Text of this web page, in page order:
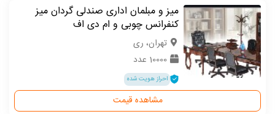
میز و مبلمان اداری صندلی گردان میز
کنفرانس چوبی و ام دی اف
تهران، ری
10000 عدد
احراز هویت شده
مشاهده قیمت